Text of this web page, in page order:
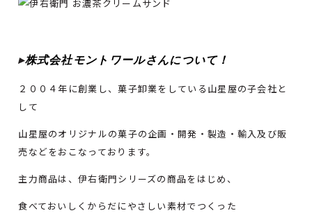
▸株式会社モントワールさんについて！
２００４年に創業し、菓子卸業をしている山星屋の子会社と
して
山星屋のオリジナルの菓子の企画・開発・製造・輸入及び販
売などをおこなっております。
主力商品は、伊右衛門シリーズの商品をはじめ、
食べておいしくからだにやさしい素材でつくった